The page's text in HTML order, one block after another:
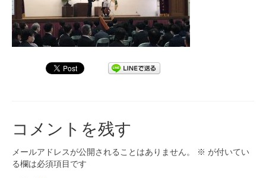
演奏会の歴史
出張演奏
九大フィル特集ページ
コメントを残す
メールアドレスが公開されることはありません。 ※ が付いてい
る欄は必須項目です